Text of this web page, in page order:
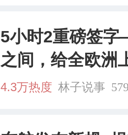
5小时2重磅签
之间，给全欧洲
4.3万热度 林子说事